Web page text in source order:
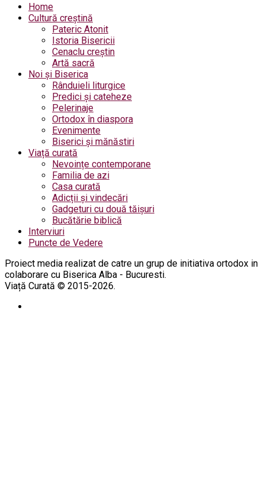
Home
Cultură creștină
Pateric Atonit
Istoria Bisericii
Cenaclu creștin
Artă sacră
Noi și Biserica
Rânduieli liturgice
Predici și cateheze
Pelerinaje
Ortodox în diaspora
Evenimente
Biserici și mănăstiri
Viață curată
Nevoințe contemporane
Familia de azi
Casa curată
Adicții și vindecări
Gadgeturi cu două tăișuri
Bucătărie biblică
Interviuri
Puncte de Vedere
Proiect media realizat de catre un grup de initiativa ortodox in
colaborare cu Biserica Alba - Bucuresti.
Viață Curată © 2015-2026.